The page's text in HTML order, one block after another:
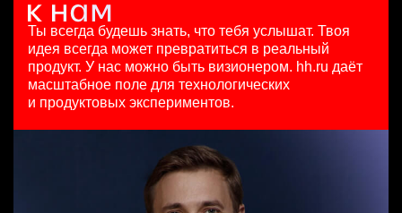
HeadHunter::Коммерческий департамент
сегодня
150000 ₽
Ярославль
HeadHunter::Коммерческий департамент
7200000 - 16800000 so'm
Старший специалист телемаркетинга
HeadHunter::Телефонные продажи
29 июл. 2026
з/п не указана
Москва
Ташкент
Ты всегда будешь знать, что тебя услышат. Твоя
идея всегда может превратиться в реальный
продукт. У нас можно быть визионером. hh.ru даёт
масштабное поле для технологических
и продуктовых экспериментов.